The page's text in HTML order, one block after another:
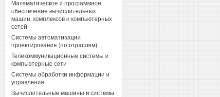
Математическое и программное
обеспечение вычислительных
машин, комплексов и компьютерных
сетей
Системы автоматизации
проектирования (по отраслям)
Телекоммуникационные системы и
компьютерные сети
Системы обработки информации и
управления
Вычислительные машины и системы